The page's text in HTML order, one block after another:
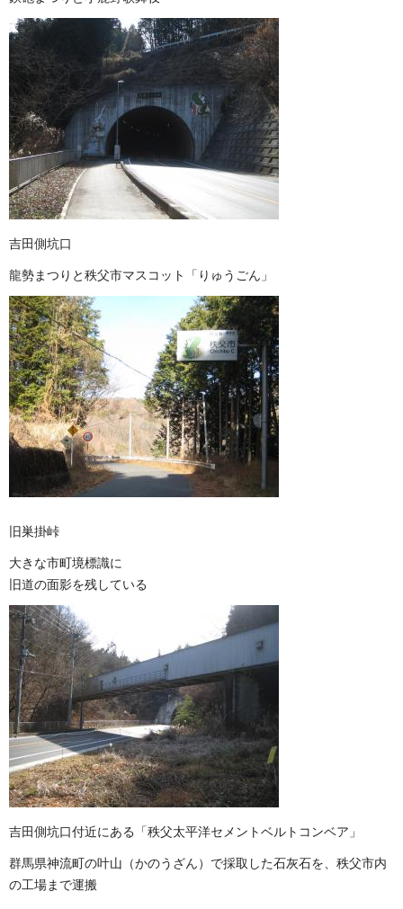
吉田側坑口
龍勢まつりと秩父市マスコット「りゅうごん」
旧巣掛峠
大きな市町境標識に
旧道の面影を残している
吉田側坑口付近にある「秩父太平洋セメントベルトコンベア」
群馬県神流町の叶山（かのうざん）で採取した石灰石を、秩父市内
の工場まで運搬